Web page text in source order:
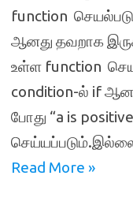
function
ஆனது தவறாக
உள்ள function
condition-ல் if
போது “a is
Read More »